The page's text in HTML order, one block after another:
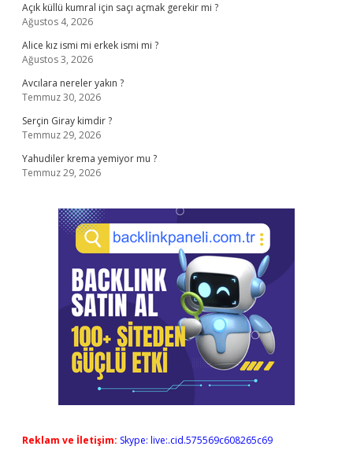
Açık küllü kumral için saçı açmak gerekir mi ?
Ağustos 4, 2026
Alice kız ismi mi erkek ismi mi ?
Ağustos 3, 2026
Avcılara nereler yakın ?
Temmuz 30, 2026
Serçin Giray kimdir ?
Temmuz 29, 2026
Yahudiler krema yemiyor mu ?
Temmuz 29, 2026
Reklam ve İletişim: Skype: live:.cid.575569c608265c69